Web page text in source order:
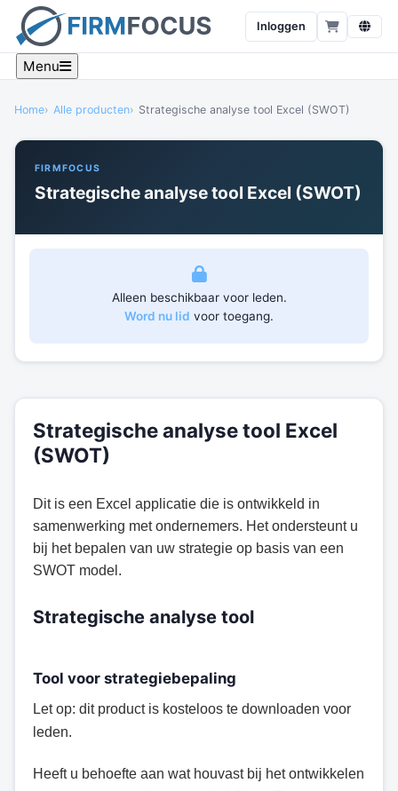
Inloggen
Menu
Home Alle producten Strategische analyse tool Excel (SWOT)
Strategische analyse tool Excel
(SWOT)
Dit is een Excel applicatie die is ontwikkeld in
samenwerking met ondernemers. Het ondersteunt u
bij het bepalen van uw strategie op basis van een
SWOT model.
Strategische analyse tool
Tool voor strategiebepaling
Let op: dit product is kosteloos te downloaden voor
leden.
Heeft u behoefte aan wat houvast bij het ontwikkelen
FIRMFOCUS
Strategische analyse tool Excel (SWOT)
Alleen beschikbaar voor leden.
Word nu lid voor toegang.